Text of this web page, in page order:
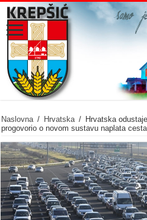
Naslovna / Hrvatska / Hrvatska
progovorio o novom sustavu naplata